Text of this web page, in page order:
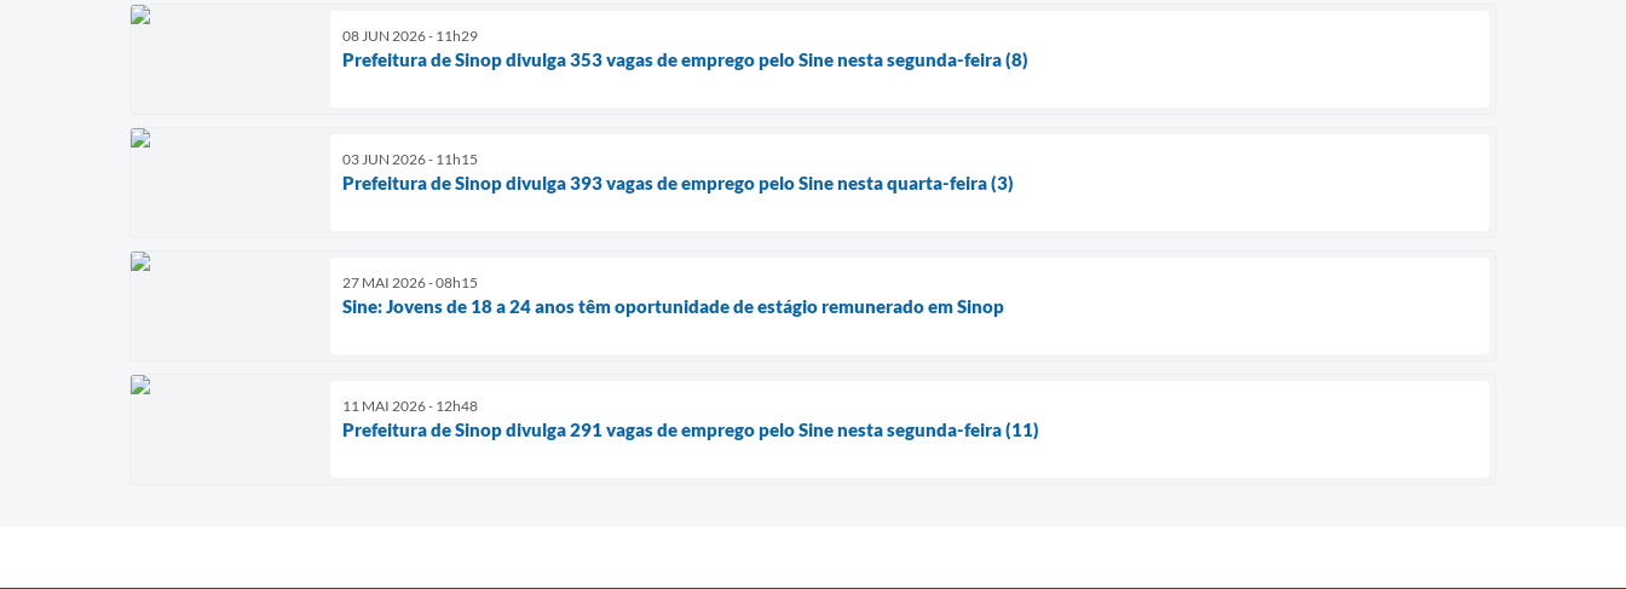
08 JUN 2026 - 11h29
Prefeitura de Sinop divulga 353 vagas de emprego pelo Sine nesta segunda-feira (8)
03 JUN 2026 - 11h15
Prefeitura de Sinop divulga 393 vagas de emprego pelo Sine nesta quarta-feira (3)
27 MAI 2026 - 08h15
Sine: Jovens de 18 a 24 anos têm oportunidade de estágio remunerado em Sinop
11 MAI 2026 - 12h48
Prefeitura de Sinop divulga 291 vagas de emprego pelo Sine nesta segunda-feira (11)